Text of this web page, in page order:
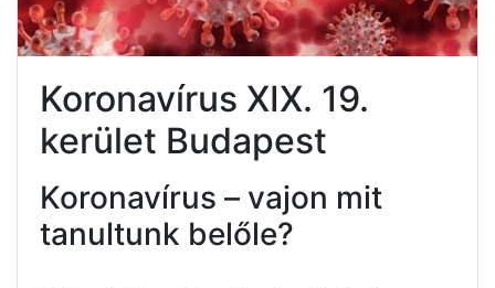
Koronavírus XIX. 19.
kerület Budapest
Koronavírus – vajon mit
tanultunk belőle?